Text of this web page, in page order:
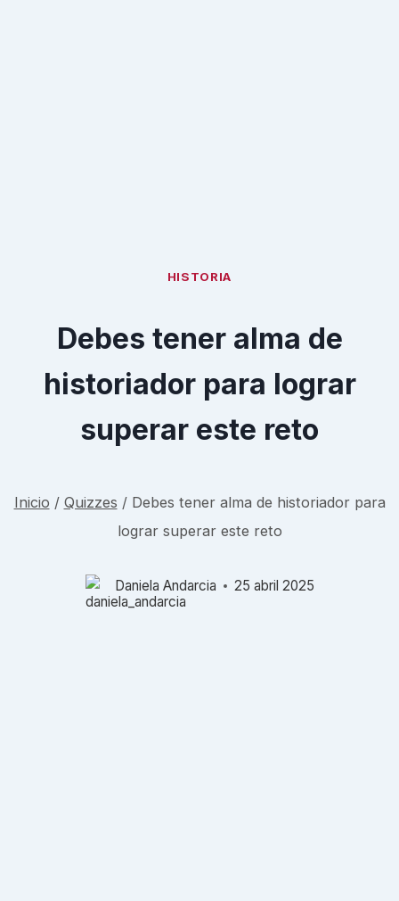
HISTORIA
Debes tener alma de
historiador para lograr
superar este reto
Inicio / Quizzes / Debes tener alma de historiador para
lograr superar este reto
Daniela Andarcia 25 abril 2025